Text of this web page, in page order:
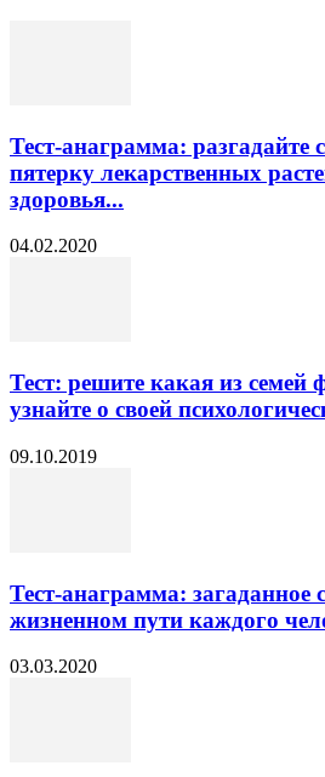
Тест-анаграмма: разгадайте
пятерку лекарственных
здоровья...
04.02.2020
Тест: решите какая из семей
узнайте о своей
09.10.2019
Тест-анаграмма: загаданное
жизненном пути каждого
03.03.2020